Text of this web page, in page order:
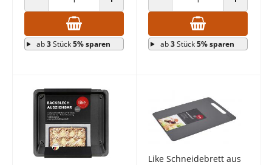
ANZAHL VERRINGERN ANZAHL ERHÖHEN
ab3Stück5% sparen
ANZAHL VERRINGERN ANZAHL
ab3Stück5% sparen
Like Schneidebrett aus